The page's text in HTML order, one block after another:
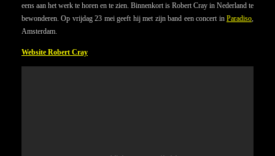
eens aan het werk te horen en te zien. Binnenkort is Robert Cray in Nederland te
bewonderen. Op vrijdag 23 mei geeft hij met zijn band een concert in Paradiso
Amsterdam.
Website Robert Cray